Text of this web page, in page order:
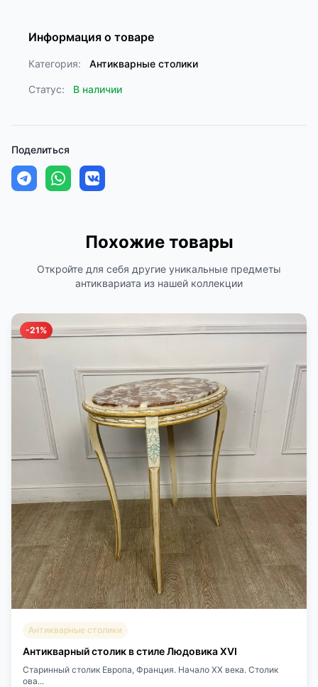
Информация о товаре
Категория: Антикварные столики
Статус: В наличии
Поделиться
Похожие товары
Откройте для себя другие уникальные предметы
антиквариата из нашей коллекции
-21%
Антикварные столики
Антикварный столик в стиле Людовика XVI
Старинный столик Европа, Франция. Начало XX века. Столик
ова...